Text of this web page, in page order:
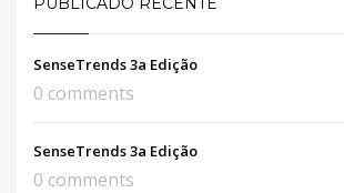
SenseTrends 3a Edição
0 comments
SenseTrends 3a Edição
0 comments